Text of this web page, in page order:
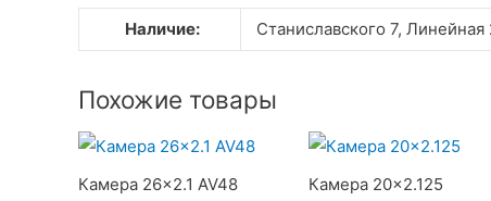
Наличие: Станиславского 7, Линейная
Похожие товары
Камера 26×2.1 AV48 Камера 20×2.125